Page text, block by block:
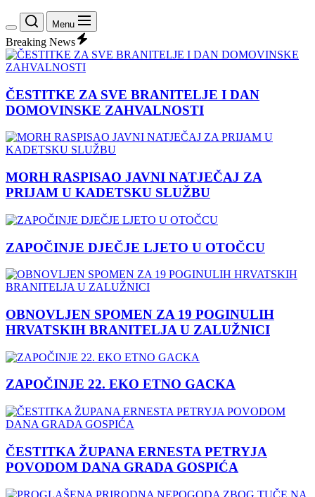
Switch
color
mode
SearchMenu
Breaking News
ČESTITKE ZA SVE BRANITELJE I DAN
DOMOVINSKE ZAHVALNOSTI
MORH RASPISAO JAVNI NATJEČAJ ZA
PRIJAM U KADETSKU SLUŽBU
ZAPOČINJE DJEČJE LJETO U OTOČCU
OBNOVLJEN SPOMEN ZA 19 POGINULIH
HRVATSKIH BRANITELJA U ZALUŽNICI
ZAPOČINJE 22. EKO ETNO GACKA
ČESTITKA ŽUPANA ERNESTA PETRYJA
POVODOM DANA GRADA GOSPIĆA